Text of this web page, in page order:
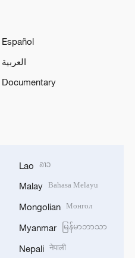
Español
العربية
Documentary
Lao ລາວ
Malay Bahasa Melayu
Mongolian Монгол
Myanmar မြန်မာဘာသာ
Nepali नेपाली